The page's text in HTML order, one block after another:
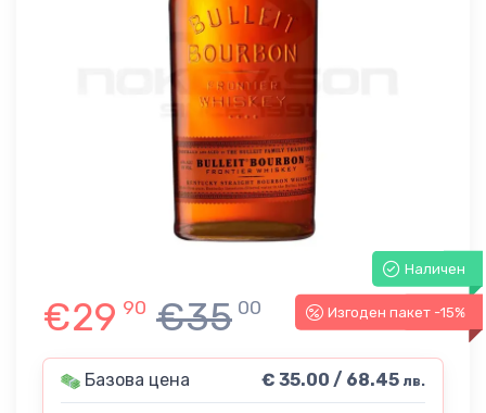
Наличен
-15%
Изгоден пакет -15%
€29 90 €35 00
Базова цена € 35.00 / 68.45 лв.